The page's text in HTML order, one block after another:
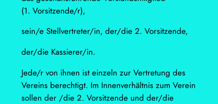
(1. Vorsitzende/r),
sein/e Stellvertreter/in, der/die 2. Vorsitzende,
der/die Kassierer/in.
Jede/r von ihnen ist einzeln zur Vertretung des
Vereins berechtigt. Im Innenverhältnis zum Verein
sollen der /die 2. Vorsitzende und der/die